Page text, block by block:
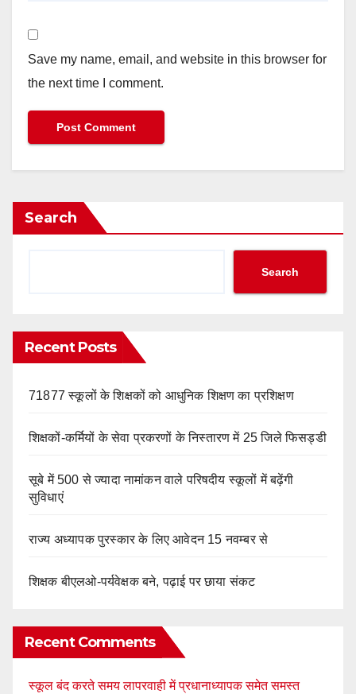
Save my name, email, and website in this browser for
the next time I comment.
Search
Search
Recent Posts
71877 स्कूलों के शिक्षकों को आधुनिक शिक्षण का प्रशिक्षण
शिक्षकों-कर्मियों के सेवा प्रकरणों के निस्तारण में 25 जिले फिसड्डी
सूबे में 500 से ज्यादा नामांकन वाले परिषदीय स्कूलों में बढ़ेंगी
सुविधाएं
राज्य अध्यापक पुरस्कार के लिए आवेदन 15 नवम्बर से
शिक्षक बीएलओ-पर्यवेक्षक बने, पढ़ाई पर छाया संकट
Recent Comments
स्कूल बंद करते समय लापरवाही में प्रधानाध्यापक समेत समस्त